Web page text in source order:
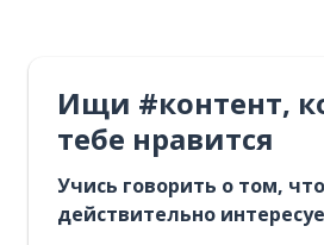
Ищи #контент,
тебе нравится
Учись говорить о том,
действительно